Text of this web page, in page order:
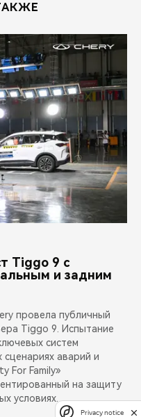
Tiggo 9 с
и задним
провела публичный
Tiggo 9. Испытание
систем
аварий и
For Family»
на защиту
условиях.
Privacy notice